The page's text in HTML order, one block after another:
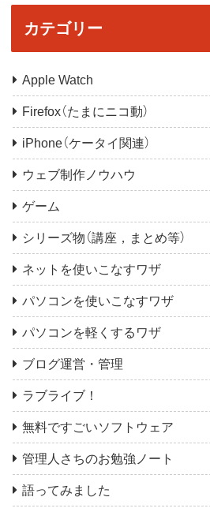
カテゴリー
Apple Watch
Firefox（たまにニコ動）
iPhone（ケータイ関連）
ウェブ制作ノウハウ
ゲーム
シリーズ物（講座，まとめ等）
ネットを使いこなすワザ
パソコンを使いこなすワザ
パソコンを軽くするワザ
ブログ運営・管理
ラブライブ！
無料ですごいソフトウェア
管理人さちのお勉強ノート
語ってみました